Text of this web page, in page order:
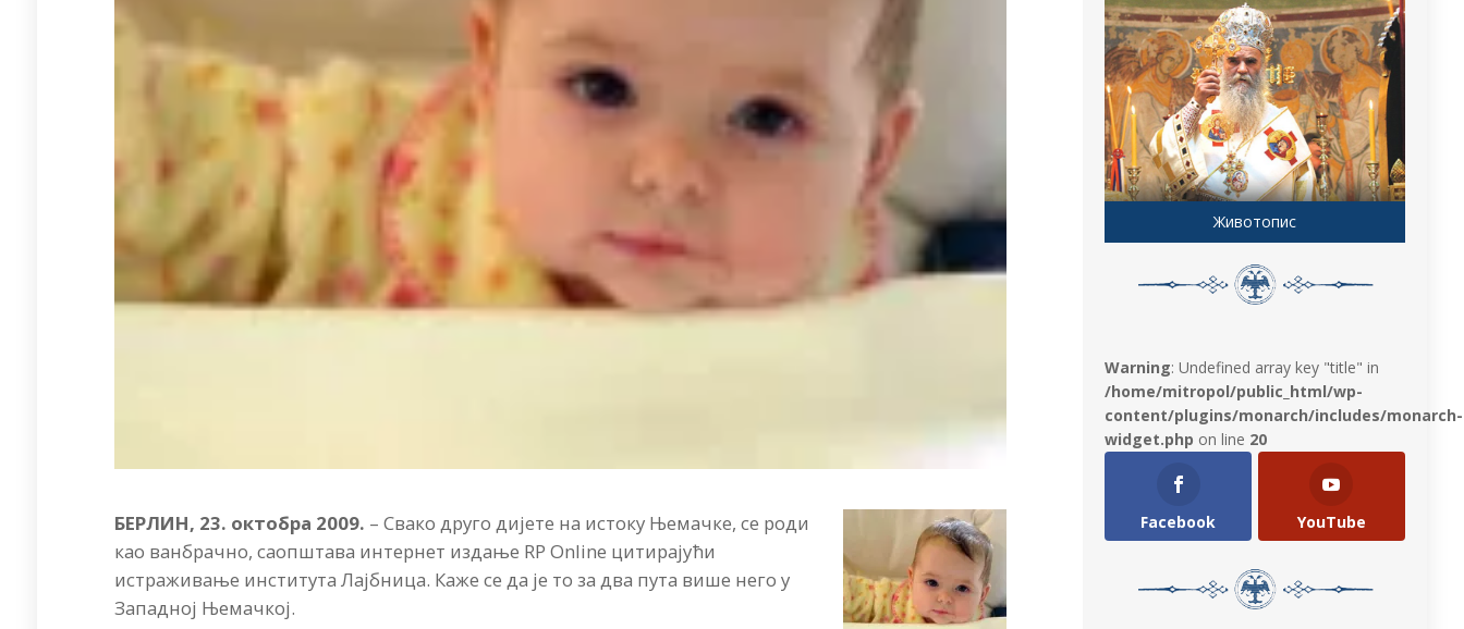
БЕРЛИН, 23. октобра 2009. – Свако друго дијете на истоку Њемaчке, се роди
као ванбрачно, саопштава интернет издање RP Online цитирајући
истраживање института Лајбница. Каже се да је то за два пута више него у
Западној Њемачкој.
Животопис
Warning: Undefined array key "title" in
/home/mitropol/public_html/wp-
content/plugins/monarch/includes/monarch-
widget.php on line 20
Facebook YouTube